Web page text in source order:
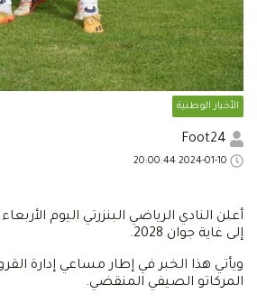
الأخبار الوطنية
إلى غاية جوان 2028.
ويأتي هذا الخبر في إطار مساعي إدارة
المركاتو الصيفي المنقضي.